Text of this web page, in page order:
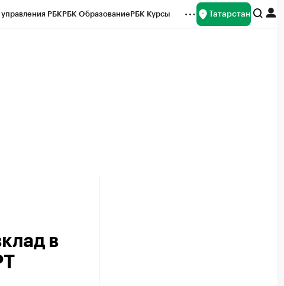
РБКРБК ОбразованиеРБК Курсы Татарстан
в